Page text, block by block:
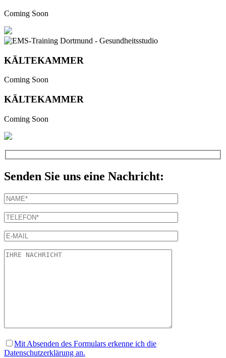
Coming Soon
KÄLTEKAMMER
Coming Soon
KÄLTEKAMMER
Coming Soon
Senden Sie uns eine Nachricht:
Mit Absenden des Formulars erkenne ich die
Datenschutzerklärung an.